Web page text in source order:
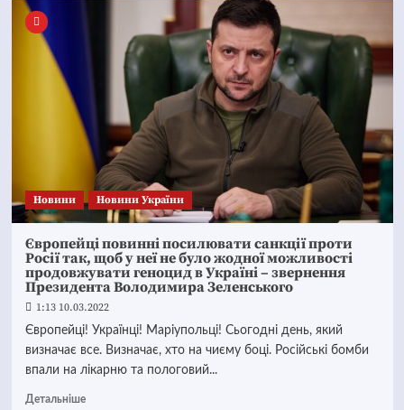
Новини Новини України
Європейці повинні посилювати санкції проти
Росії так, щоб у неї не було жодної можливості
продовжувати геноцид в Україні – звернення
Президента Володимира Зеленського
1:13 10.03.2022
Європейці! Українці! Маріупольці! Сьогодні день, який
визначає все. Визначає, хто на чиєму боці. Російські бомби
впали на лікарню та пологовий...
Детальніше